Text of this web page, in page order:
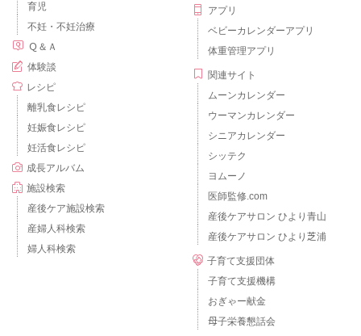
育児
不妊・不妊治療
Ｑ＆Ａ
体験談
レシピ
離乳食レシピ
妊娠食レシピ
妊活食レシピ
成長アルバム
施設検索
産後ケア施設検索
産婦人科検索
婦人科検索
アプリ
ベビーカレンダーアプリ
体重管理アプリ
関連サイト
ムーンカレンダー
ウーマンカレンダー
シニアカレンダー
シッテク
ヨムーノ
医師監修.com
産後ケアサロン ひより青山
産後ケアサロン ひより芝浦
子育て支援団体
子育て支援機構
おぎゃー献金
母子栄養懇話会